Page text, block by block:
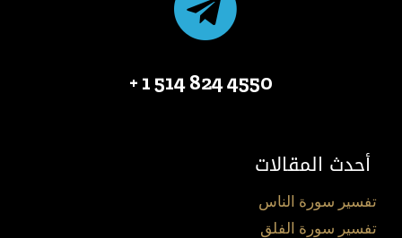
4550 824 514 1 +
أحدث المقالات
تفسير سورة الناس
تفسير سورة الفلق